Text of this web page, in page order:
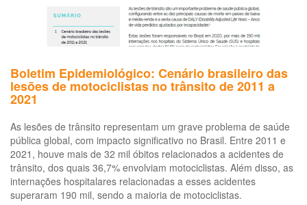
literatura
período
de
2009
Boletim Epidemiológico: Cenário brasileiro das
lesões de motociclistas no trânsito de 2011 a
2021
As lesões de trânsito representam um grave problema de saúde
pública global, com impacto significativo no Brasil. Entre 2011 e
2021, houve mais de 32 mil óbitos relacionados a acidentes de
trânsito, dos quais 36,7% envolviam motociclistas. Além disso, as
internações hospitalares relacionadas a esses acidentes
superaram 190 mil, sendo a maioria de motociclistas.